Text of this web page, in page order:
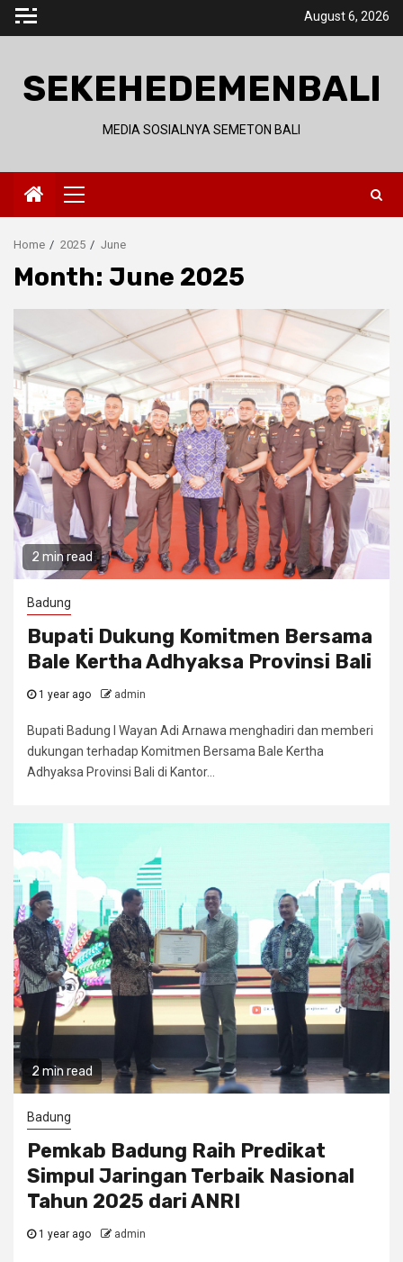
Skip
August 6, 2026
SEKEHEDEMENBALI
MEDIA SOSIALNYA SEMETON BALI
Primary
Menu
Home 2025 June
Month: June 2025
2 min read
Badung
Bupati Dukung Komitmen Bersama
Bale Kertha Adhyaksa Provinsi Bali
1 year ago admin
Bupati Badung I Wayan Adi Arnawa menghadiri dan memberi
dukungan terhadap Komitmen Bersama Bale Kertha
Adhyaksa Provinsi Bali di Kantor...
2 min read
Badung
Pemkab Badung Raih Predikat
Simpul Jaringan Terbaik Nasional
Tahun 2025 dari ANRI
1 year ago admin